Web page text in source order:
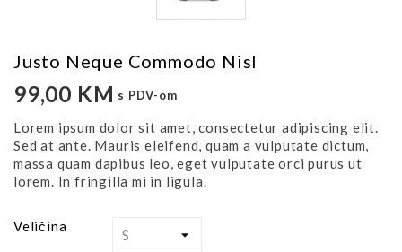
Justo Neque Commodo Nisl
99,00 KM s PDV-om
Lorem ipsum dolor sit amet, consectetur adipiscing elit.
Sed at ante. Mauris eleifend, quam a vulputate dictum,
massa quam dapibus leo, eget vulputate orci purus ut
lorem. In fringilla mi in ligula.
Veličina